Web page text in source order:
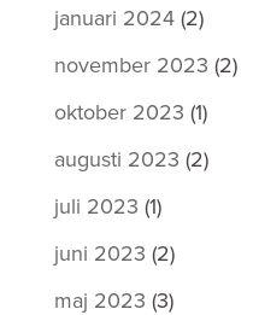
januari 2024(2)
november 2023 (2)
oktober 2023 (1)
augusti 2023 (2)
juli 2023 (1)
juni 2023 (2)
maj 2023 (3)